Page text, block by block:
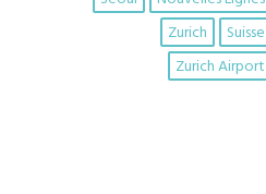
Suisse
Zurich
Zurich Airport